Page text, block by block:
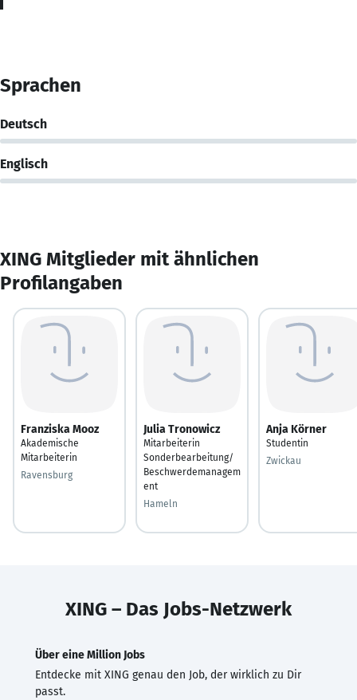
Sprachen
Deutsch
Englisch
XING Mitglieder mit ähnlichen
Profilangaben
Franziska Mooz
Akademische
Mitarbeiterin
Ravensburg
Julia Tronowicz
Mitarbeiterin
Sonderbearbeitung/
Beschwerdemanagem
ent
Hameln
Anja Körner
Studentin
Zwickau
XING – Das Jobs-Netzwerk
Über eine Million Jobs
Entdecke mit XING genau den Job, der wirklich zu Dir
passt.